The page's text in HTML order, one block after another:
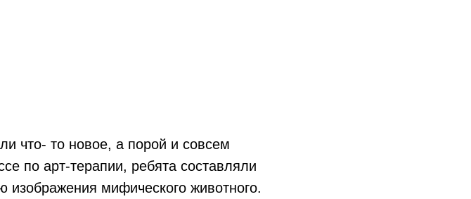
что- то новое, а порой и совсем
по арт-терапии, ребята составляли
изображения мифического животного.